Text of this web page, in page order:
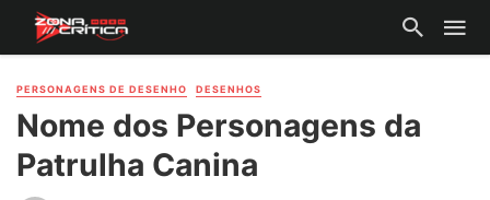
PERSONAGENS DE DESENHO DESENHOS
Nome dos Personagens da
Patrulha Canina